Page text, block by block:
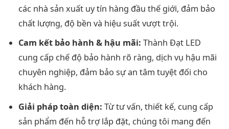
các nhà sản xuất uy tín hàng đầu thế giới, đảm bảo
chất lượng, độ bền và hiệu suất vượt trội.
Cam kết bảo hành & hậu mãi: Thành Đạt LED
cung cấp chế độ bảo hành rõ ràng, dịch vụ hậu mãi
chuyên nghiệp, đảm bảo sự an tâm tuyệt đối cho
khách hàng.
Giải pháp toàn diện: Từ tư vấn, thiết kế, cung cấp
sản phẩm đến hỗ trợ lắp đặt, chúng tôi mang đến